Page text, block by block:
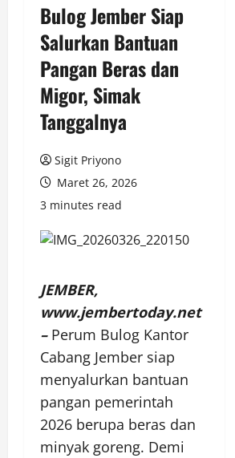
Bulog Jember Siap
Salurkan Bantuan
Pangan Beras dan
Migor, Simak
Tanggalnya
Sigit Priyono
Maret 26, 2026
3 minutes read
JEMBER,
www.jembertoday.net
– Perum Bulog Kantor
Cabang Jember siap
menyalurkan bantuan
pangan pemerintah
2026 berupa beras dan
minyak goreng. Demi